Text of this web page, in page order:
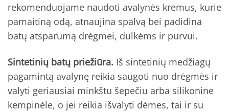
rekomenduojame naudoti avalynės kremus, kurie
pamaitiną odą, atnaujina spalvą bei padidina
batų atsparumą drėgmei, dulkėms ir purvui.
Sintetinių batų priežiūra. Iš sintetinių medžiagų
pagamintą avalynę reikia saugoti nuo drėgmės ir
valyti geriausiai minkštu šepečiu arba silikonine
kempinėle, o jei reikia išvalyti dėmes, tai ir su